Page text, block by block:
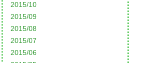
2015/10
2015/09
2015/08
2015/07
2015/06